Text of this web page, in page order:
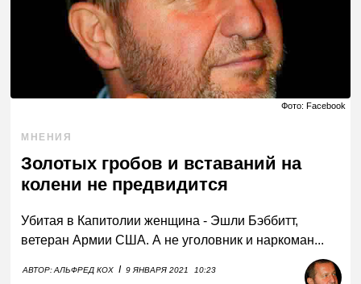
Фото: Facebook
МНЕНИЯ
Золотых гробов и вставаний на
колени не предвидится
Убитая в Капитолии женщина - Эшли Бэббитт,
ветеран Армии США. А не уголовник и наркоман...
АВТОР:АЛЬФРЕД КОХ I 9 ЯНВАРЯ 2021 10:23